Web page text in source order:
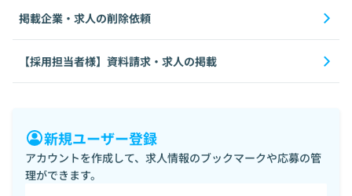
掲載企業・求人の削除依頼
【採用担当者様】資料請求・求人の掲載
新規ユーザー登録
アカウントを作成して、求人情報のブックマークや応募の管
理ができます。